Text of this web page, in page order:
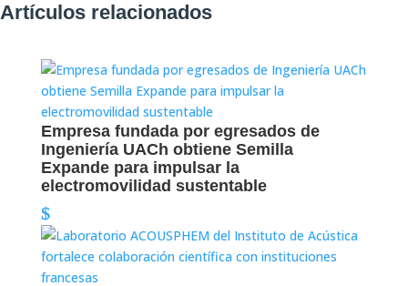
Artículos relacionados
Empresa fundada por egresados de
Ingeniería UACh obtiene Semilla
Expande para impulsar la
electromovilidad sustentable